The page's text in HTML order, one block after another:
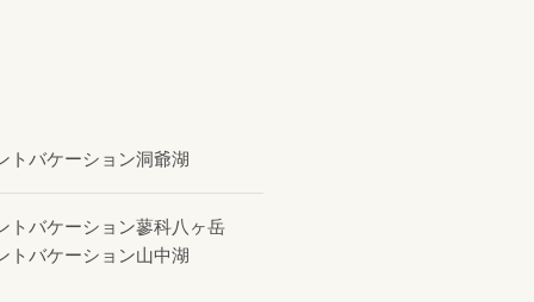
トバケーション洞爺湖
トバケーション蓼科八ヶ岳
トバケーション山中湖